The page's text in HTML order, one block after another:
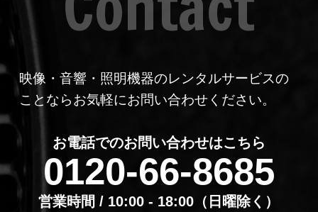
映像・音響・照明機器のレンタルサービスの
ことならお気軽にお問い合わせください。
お電話でのお問い合わせはこちら
0120-66-8685
営業時間 / 10:00 - 18:00（⽇曜除く）